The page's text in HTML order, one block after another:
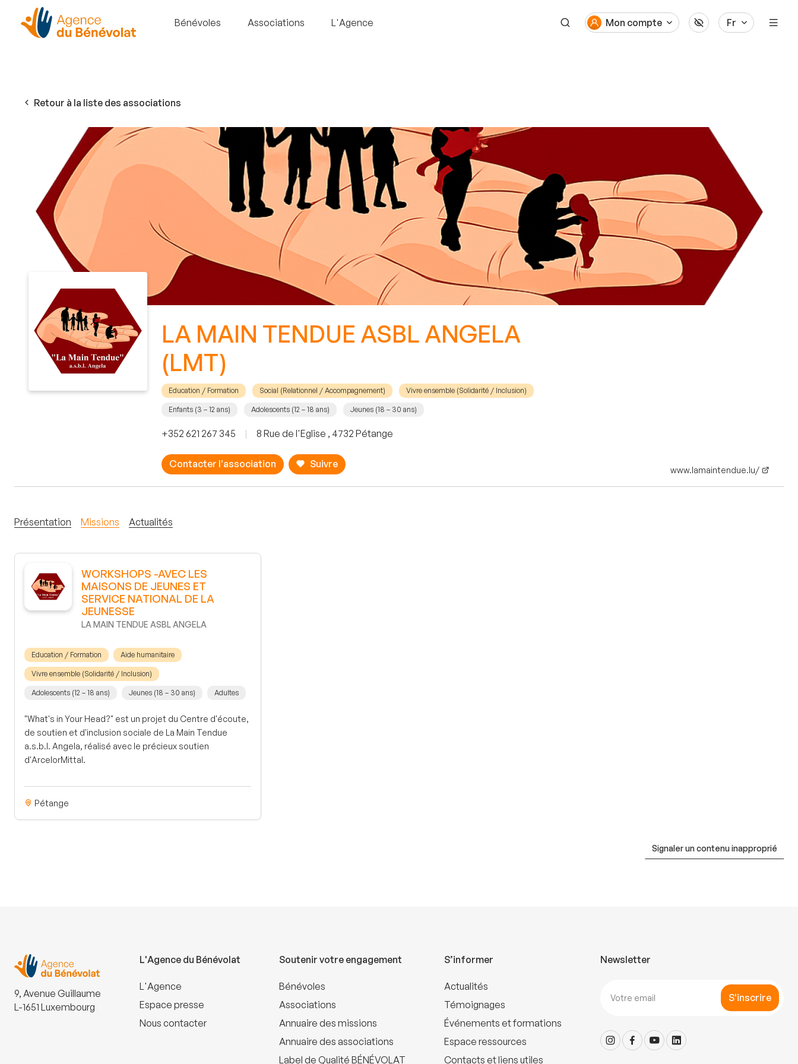
Bénévoles Associations L'Agence Mon compte Fr
Retour à la liste des associations
LA MAIN TENDUE ASBL ANGELA
(LMT)
Education / Formation Social (Relationnel / Accompagnement) Vivre ensemble (Solidarité / Inclusion)
Enfants (3 – 12 ans) Adolescents (12 – 18 ans) Jeunes (18 – 30 ans)
+352 621 267 345 | 8 Rue de l'Eglise , 4732 Pétange
Contacter l'association Suivre www.lamaintendue.lu/
Présentation Missions Actualités
WORKSHOPS -AVEC LES
MAISONS DE JEUNES ET
SERVICE NATIONAL DE LA
JEUNESSE
LA MAIN TENDUE ASBL ANGELA
Education / Formation Aide humanitaire
Vivre ensemble (Solidarité / Inclusion)
Adolescents (12 – 18 ans) Jeunes (18 – 30 ans) Adultes
"What's in Your Head?" est un projet du Centre d'écoute,
de soutien et d'inclusion sociale de La Main Tendue
a.s.b.l. Angela, réalisé avec le précieux soutien
d'ArcelorMittal.
Pétange
Signaler un contenu inapproprié
9, Avenue Guillaume
L-1651 Luxembourg
L'Agence du Bénévolat
L'Agence
Espace presse
Nous contacter
Soutenir votre engagement
Bénévoles
Associations
Annuaire des missions
Annuaire des associations
Label de Qualité BÉNÉVOLAT
S’informer
Actualités
Témoignages
Événements et formations
Espace ressources
Contacts et liens utiles
Newsletter
S'inscrire